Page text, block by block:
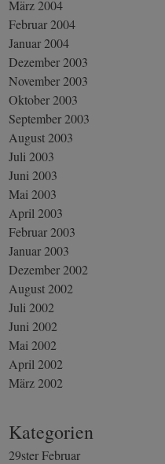
März 2004
Februar 2004
Januar 2004
Dezember 2003
November 2003
Oktober 2003
September 2003
August 2003
Juli 2003
Juni 2003
Mai 2003
April 2003
Februar 2003
Januar 2003
Dezember 2002
August 2002
Juli 2002
Juni 2002
Mai 2002
April 2002
März 2002
Kategorien
29ster Februar